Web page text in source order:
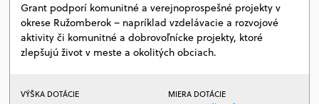
Grant podporí komunitné a verejnoprospešné projekty v
okrese Ružomberok – napríklad vzdelávacie a rozvojové
aktivity či komunitné a dobrovoľnícke projekty, ktoré
zlepšujú život v meste a okolitých obciach.
VÝŠKA DOTÁCIE MIERA DOTÁCIE